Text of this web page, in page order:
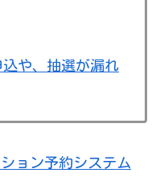
や、抽選が漏れ
ョン予約システム